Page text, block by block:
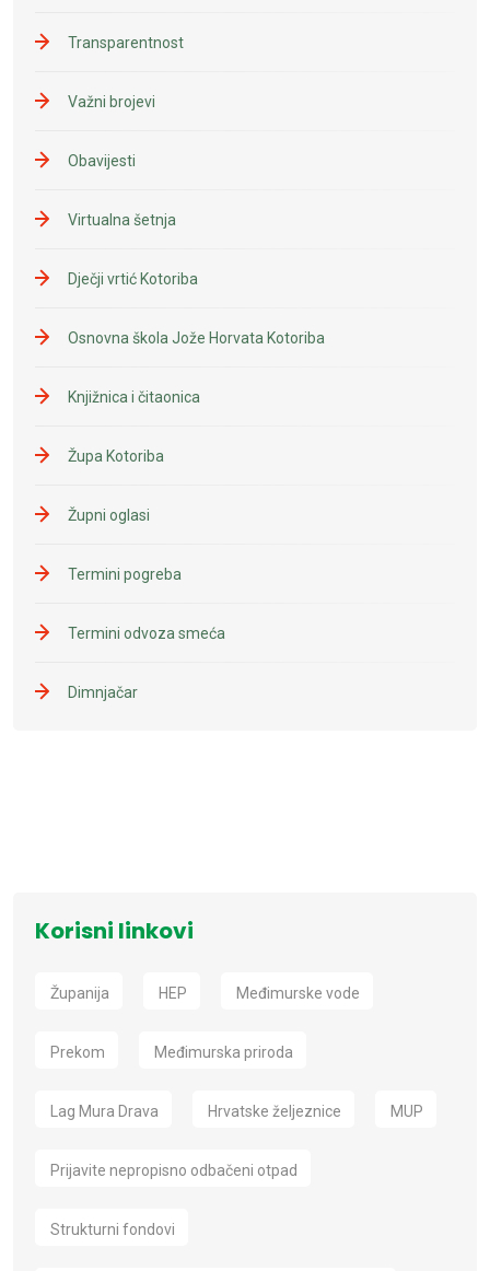
Transparentnost
Važni brojevi
Obavijesti
Virtualna šetnja
Dječji vrtić Kotoriba
Osnovna škola Jože Horvata Kotoriba
Knjižnica i čitaonica
Župa Kotoriba
Župni oglasi
Termini pogreba
Termini odvoza smeća
Dimnjačar
Korisni linkovi
Županija HEP Međimurske vode
Prekom Međimurska priroda
Lag Mura Drava Hrvatske željeznice MUP
Prijavite nepropisno odbačeni otpad
Strukturni fondovi